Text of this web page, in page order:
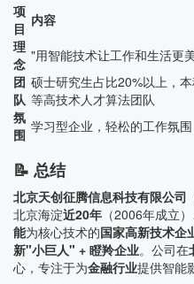
项
目 内容
理
念 "用智能技术让工作和生活更
团
队
硕士研究生占比20%以上，
等高技术人才算法团队
氛
围 学习型企业，轻松的工作氛
📝 总结
北京天创征腾信息科技有限公司
北京海淀近20年 （2006年成立
能为核心技术的国家高新技术企
新"小巨人" + 瞪羚企业。公司在
心，专注于为金融行业提供智能